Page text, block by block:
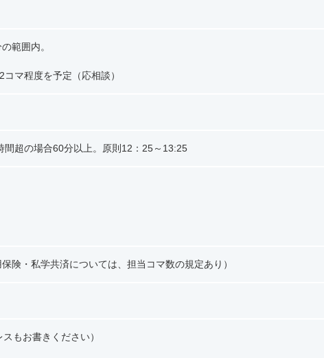
範囲内。
マ程度を予定（応相談）
超の場合60分以上。原則12：25～13:25
険・私学共済については、担当コマ数の規定あり）
もお書きください）